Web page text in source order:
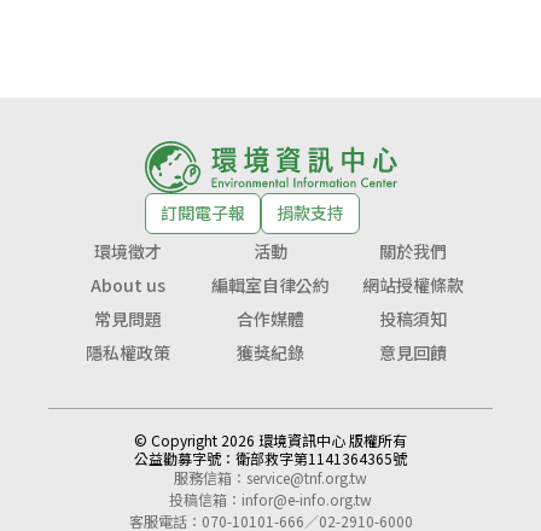
訂閱電子報
捐款支持
環境徵才
活動
關於我們
About us
編輯室自律公約
網站授權條款
常見問題
合作媒體
投稿須知
隱私權政策
獲獎紀錄 意見回饋
© Copyright 2026 環境資訊中心 版權所有
公益勸募字號： 衛部救字第1141364365號
服務信箱： service@tnf.org.tw
投稿信箱： infor@e-info.org.tw
客服電話：070-10101-666／02-2910-6000